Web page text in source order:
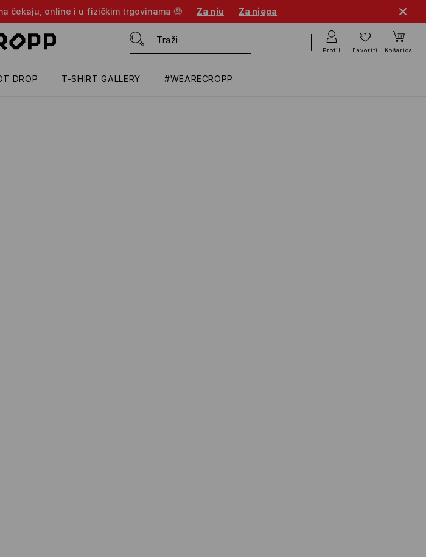
čekaju, online i u fizičkim trgovinama 🤑 Za nju Za njega
DROP T-SHIRT GALLERY #WEARECROPP
Profil Favoriti Košarica